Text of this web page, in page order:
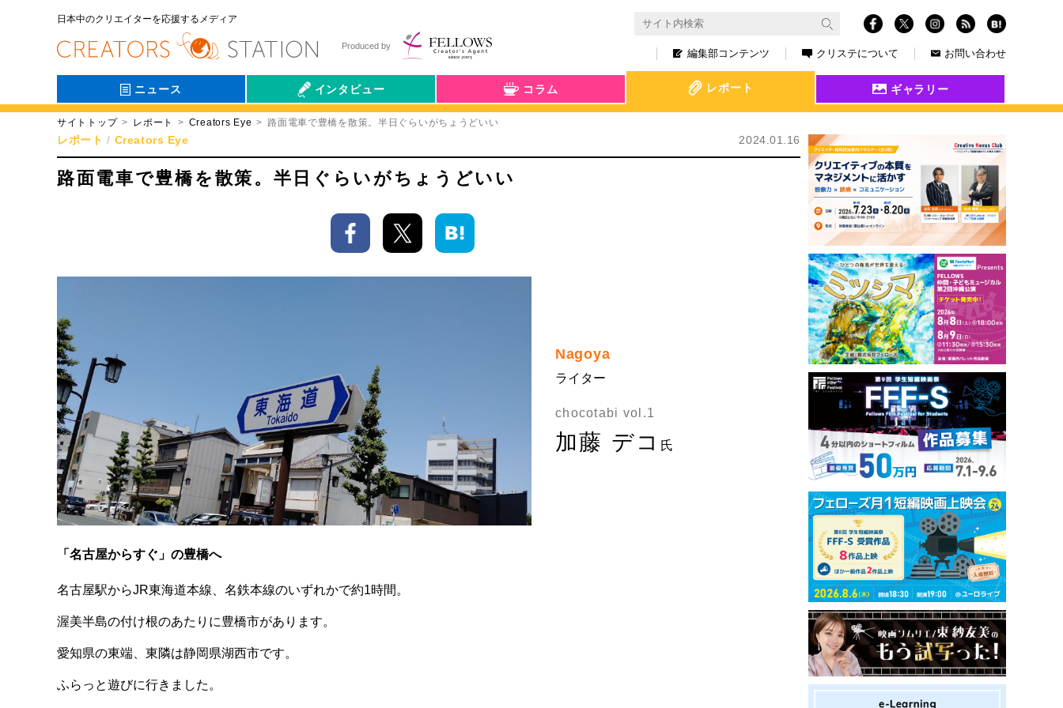
日本中のクリエイターを応援するメディア
編集部コンテンツ クリステについて お問い合わせ
Produced by
ニュース インタビュー
会社伝
コラム レポート ギャラリー
サイトトップ レポート Creators Eye 路面電車で豊橋を散策。半日ぐらいがちょうどいい
レポート Creators Eye 2024.01.16
路面電車で豊橋を散策。半日ぐらいがちょうどいい
Nagoya
ライター
chocotabi vol.1
加藤 デコ 氏
「名古屋からすぐ」の豊橋へ
名古屋駅からJR東海道本線、名鉄本線のいずれかで約1時間。
渥美半島の付け根のあたりに豊橋市があります。
愛知県の東端、東隣は静岡県湖西市です。
ふらっと遊びに行きました。